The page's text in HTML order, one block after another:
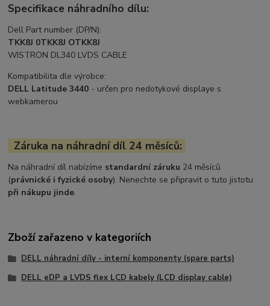
Specifikace náhradního dílu:
Dell Part number (DP/N):
TKK8J 0TKK8J OTKK8J
WISTRON DL340 LVDS CABLE
Kompatibilita dle výrobce:
DELL Latitude 3440 - určen pro nedotykové displaye s
webkamerou
Záruka na náhradní díl 24 měsíců:
Na náhradní díl nabízíme standardní záruku 24 měsíců
(právnické i fyzické osoby). Nenechte se připravit o tuto jistotu
při nákupu jinde.
Zboží zařazeno v kategoriích
DELL náhradní díly - interní komponenty (spare parts)
DELL eDP a LVDS flex LCD kabely (LCD display cable)